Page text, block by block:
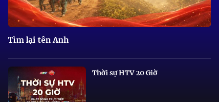
Tìm lại tên Anh
Thời sự HTV 20 Giờ